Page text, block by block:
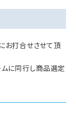
お打合せさせて頂
ムに同行し商品選定